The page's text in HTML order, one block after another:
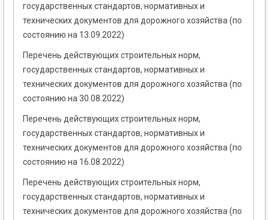
государственных стандартов, нормативных и
технических документов для дорожного хозяйства (по
состоянию на 13.09.2022)
Перечень действующих строительных норм,
государственных стандартов, нормативных и
технических документов для дорожного хозяйства (по
состоянию на 30.08.2022)
Перечень действующих строительных норм,
государственных стандартов, нормативных и
технических документов для дорожного хозяйства (по
состоянию на 16.08.2022)
Перечень действующих строительных норм,
государственных стандартов, нормативных и
технических документов для дорожного хозяйства (по